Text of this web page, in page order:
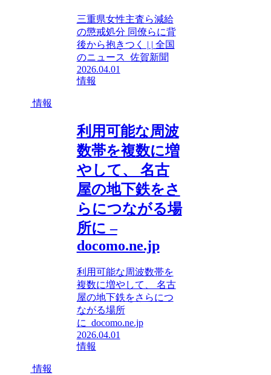
三重県女性主査ら減給
の懲戒処分 同僚らに背
後から抱きつく | | 全国
のニュース 佐賀新聞
2026.04.01
情報
情報
利用可能な周波
数帯を複数に増
やして、 名古
屋の地下鉄をさ
らにつながる場
所に –
docomo.ne.jp
利用可能な周波数帯を
複数に増やして、 名古
屋の地下鉄をさらにつ
ながる場所
に docomo.ne.jp
2026.04.01
情報
情報